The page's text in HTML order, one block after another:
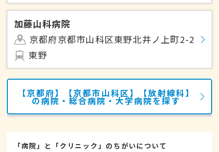
加藤山科病院
京都府京都市山科区東野北井ノ上町2-2
東野
【京都府】【京都市山科区】【放射線科】
の病院・総合病院・大学病院を探す
「病院」と「クリニック」のちがいについて